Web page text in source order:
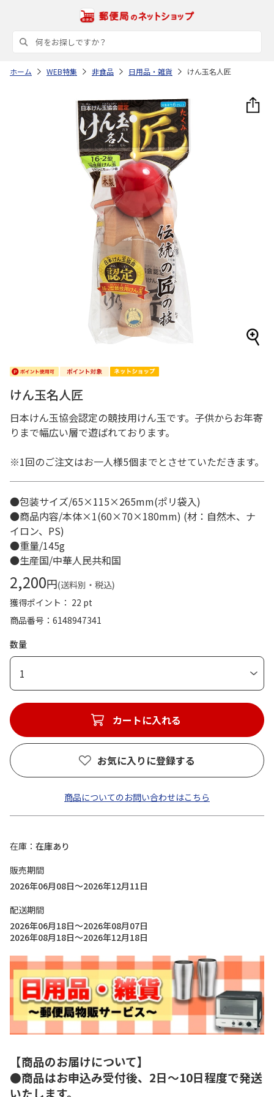
ホーム WEB特集 非食品 日用品・雑貨 けん玉名人匠
けん玉名人匠
日本けん玉協会認定の競技用けん玉です。子供からお年寄
りまで幅広い層で遊ばれております。
※1回のご注文はお一人様5個までとさせていただきます。
●包装サイズ/65×115×265mm(ポリ袋入)
●商品内容/本体×1(60×70×180mm) (材：自然木、ナ
イロン、PS)
●重量/145g
●生産国/中華人民共和国
2,200円(送料別・税込)
獲得ポイント： 22 pt
商品番号
6148947341
数量
1
カートに入れる
お気に入りに登録する
商品についてのお問い合わせはこちら
在庫
在庫あり
販売期間
2026年06月08日～2026年12月11日
配送期間
2026年06月18日～2026年08月07日
2026年08月18日～2026年12月18日
【商品のお届けについて】
●商品はお申込み受付後、2日～10日程度で発送
いたします。